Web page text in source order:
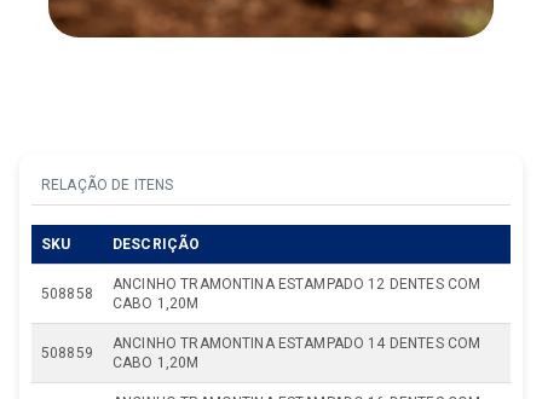
RELAÇÃO DE ITENS
SKU DESCRIÇÃO
508858
ANCINHO TRAMONTINA ESTAMPADO 12 DENTES COM
CABO 1,20M
508859
ANCINHO TRAMONTINA ESTAMPADO 14 DENTES COM
CABO 1,20M